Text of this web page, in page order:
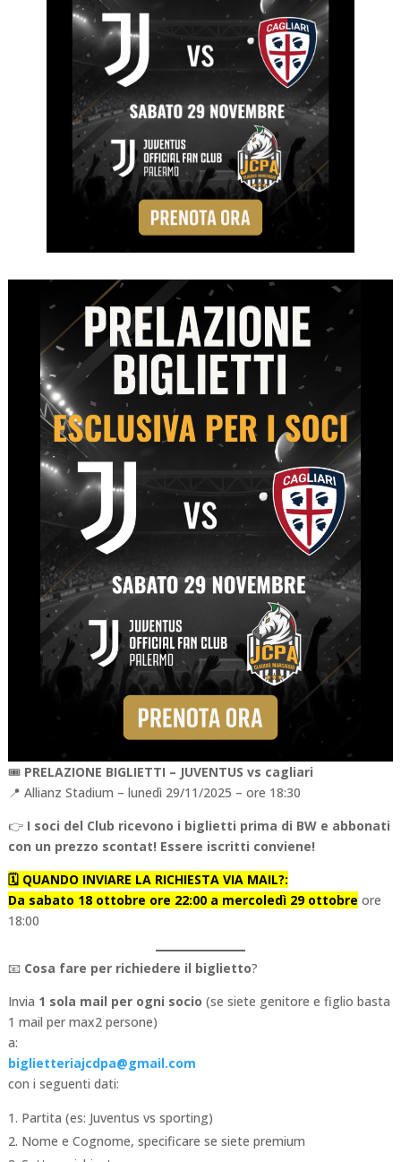
🎟️ PRELAZIONE BIGLIETTI – JUVENTUS vs cagliari
📍 Allianz Stadium – lunedì 29/11/2025 – ore 18:30
👉 I soci del Club ricevono i biglietti prima di BW e abbonati
con un prezzo scontat! Essere iscritti conviene!
🗓️ QUANDO INVIARE LA RICHIESTA VIA MAIL?:
Da sabato 18 ottobre ore 22:00 a mercoledì 29 ottobre ore
18:00
📧 Cosa fare per richiedere il biglietto?
Invia 1 sola mail per ogni socio (se siete genitore e figlio basta
1 mail per max2 persone)
a:
biglietteriajcdpa@gmail.com
con i seguenti dati:
Partita (es: Juventus vs sporting)
Nome e Cognome, specificare se siete premium